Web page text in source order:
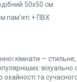
50х50 см.
пам'яті + ПВХ
кімнати —
та